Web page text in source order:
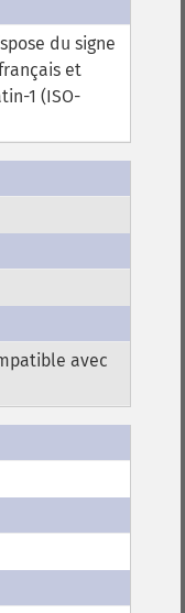
du signe
et
1 (ISO-
avec